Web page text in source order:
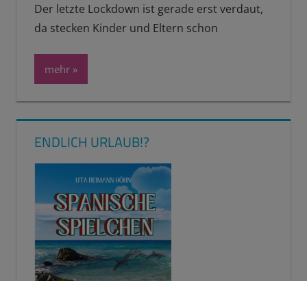
Der letzte Lockdown ist gerade erst verdaut,
da stecken Kinder und Eltern schon
mehr
ENDLICH URLAUB!?